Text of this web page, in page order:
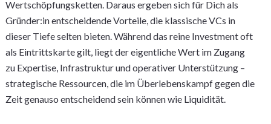
Wertschöpfungsketten. Daraus ergeben sich für Dich als
Gründer:in entscheidende Vorteile, die klassische VCs in
dieser Tiefe selten bieten. Während das reine Investment oft
als Eintrittskarte gilt, liegt der eigentliche Wert im Zugang
zu Expertise, Infrastruktur und operativer Unterstützung –
strategische Ressourcen, die im Überlebenskampf gegen die
Zeit genauso entscheidend sein können wie Liquidität.